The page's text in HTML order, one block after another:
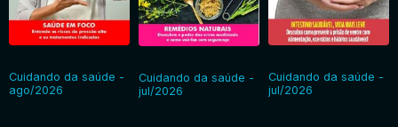
Cuidando da saúde -
ago/2026
Cuidando da saúde -
jul/2026
Cuidando da saúde -
jul/2026